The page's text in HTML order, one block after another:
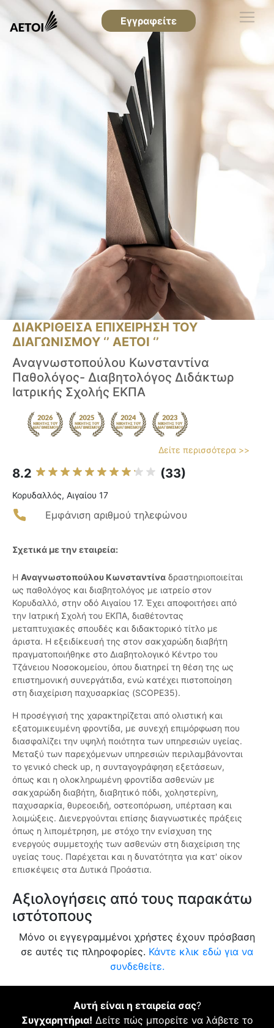
Εγγραφείτε
ΔΙΑΚΡΙΘΕΙΣΑ ΕΠΙΧΕΙΡΗΣΗ ΤΟΥ
ΔΙΑΓΩΝΙΣΜΟΥ ‘’ ΑΕΤΟΙ ‘’
Αναγνωστοπούλου Κωνσταντίνα
Παθολόγος- Διαβητολόγος Διδάκτωρ
Ιατρικής Σχολής ΕΚΠΑ
Δείτε περισσότερα >>
8.2 (33)
Κορυδαλλός, Αιγαίου 17
Εμφάνιση αριθμού τηλεφώνου
Σχετικά με την εταιρεία:
Η Αναγνωστοπούλου Κωνσταντίνα δραστηριοποιείται
ως παθολόγος και διαβητολόγος με ιατρείο στον
Κορυδαλλό, στην οδό Αιγαίου 17. Έχει αποφοιτήσει από
την Ιατρική Σχολή του ΕΚΠΑ, διαθέτοντας
μεταπτυχιακές σπουδές και διδακτορικό τίτλο με
άριστα. Η εξειδίκευσή της στον σακχαρώδη διαβήτη
πραγματοποιήθηκε στο Διαβητολογικό Κέντρο του
Τζάνειου Νοσοκομείου, όπου διατηρεί τη θέση της ως
επιστημονική συνεργάτιδα, ενώ κατέχει πιστοποίηση
στη διαχείριση παχυσαρκίας (SCOPE35).
Η προσέγγισή της χαρακτηρίζεται από ολιστική και
εξατομικευμένη φροντίδα, με συνεχή επιμόρφωση που
διασφαλίζει την υψηλή ποιότητα των υπηρεσιών υγείας.
Μεταξύ των παρεχόμενων υπηρεσιών περιλαμβάνονται
το γενικό check up, η συνταγογράφηση εξετάσεων,
όπως και η ολοκληρωμένη φροντίδα ασθενών με
σακχαρώδη διαβήτη, διαβητικό πόδι, χοληστερίνη,
παχυσαρκία, θυρεοειδή, οστεοπόρωση, υπέρταση και
λοιμώξεις. Διενεργούνται επίσης διαγνωστικές πράξεις
όπως η λιπομέτρηση, με στόχο την ενίσχυση της
ενεργούς συμμετοχής των ασθενών στη διαχείριση της
υγείας τους. Παρέχεται και η δυνατότητα για κατ' οίκον
επισκέψεις στα Δυτικά Προάστια.
Αξιολογήσεις από τους παρακάτω
ιστότοπους
Μόνο οι εγγεγραμμένοι χρήστες έχουν πρόσβαση
σε αυτές τις πληροφορίες. Κάντε κλικ εδώ για να
συνδεθείτε.
Αυτή είναι η εταιρεία σας?
Συγχαρητήρια! Δείτε πώς μπορείτε να λάβετε το